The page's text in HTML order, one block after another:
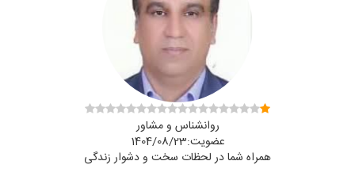
روانشناس و مشاور
عضویت:1404/08/23
همراه شما در لحظات سخت و دشوار زندگی